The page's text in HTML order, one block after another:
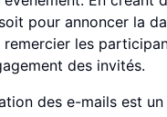
pour annoncer la
les
des invités.
des e-mails est